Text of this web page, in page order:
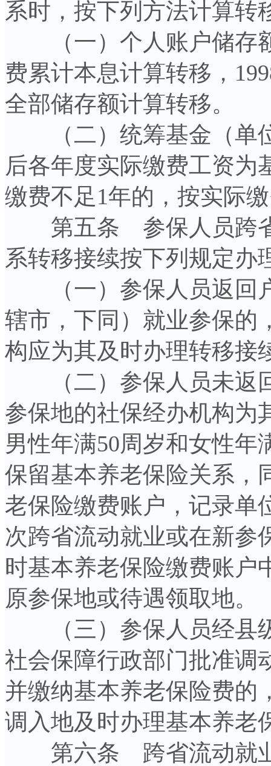
系时，按下列方法计算转
（一）个人账户储存额
费累计本息计算转移，
全部储存额计算转移。
（二）统筹基金（单位
后各年度实际缴费工资为
缴费不足1年的，按实际
第五条 参保人员跨省
系转移接续按下列规定办
（一）参保人员返回
辖市，下同）就业参保的
构应为其及时办理转移接
（二）参保人员未返
参保地的社保经办机构为
男性年满50周岁和女性年
保留基本养老保险关系，
老保险缴费账户，记录单
次跨省流动就业或在新参
时基本养老保险缴费账户
原参保地或待遇领取地。
（三）参保人员经县
社会保障行政部门批准调
并缴纳基本养老保险费的
调入地及时办理基本养老
第六条 跨省流动就业